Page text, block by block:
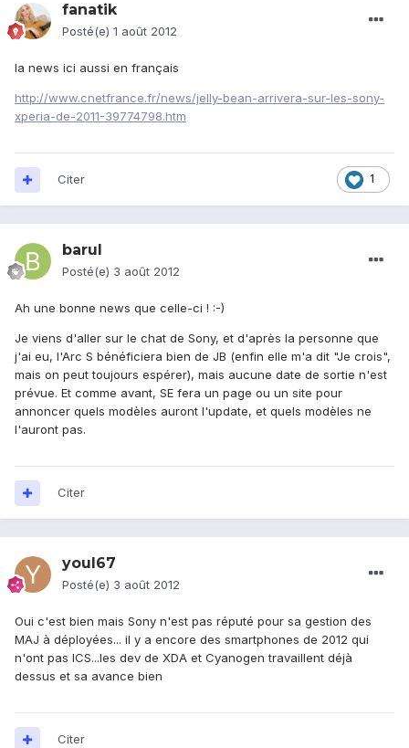
fanatik
Posté(e) 1 août 2012
la news ici aussi en français
http://www.cnetfrance.fr/news/jelly-bean-arrivera-sur-les-sony-
xperia-de-2011-39774798.htm
1
Citer
barul
Posté(e) 3 août 2012
Ah une bonne news que celle-ci ! :-)
Je viens d'aller sur le chat de Sony, et d'après la personne que
j'ai eu, l'Arc S bénéficiera bien de JB (enfin elle m'a dit "Je crois",
mais on peut toujours espérer), mais aucune date de sortie n'est
prévue. Et comme avant, SE fera un page ou un site pour
annoncer quels modèles auront l'update, et quels modèles ne
l'auront pas.
Citer
youl67
Posté(e) 3 août 2012
Oui c'est bien mais Sony n'est pas réputé pour sa gestion des
MAJ à déployées... il y a encore des smartphones de 2012 qui
n'ont pas ICS...les dev de XDA et Cyanogen travaillent déjà
dessus et sa avance bien
Citer